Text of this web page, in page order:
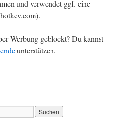
und verwendet ggf. eine
Werbung geblockt? Du kannst
unterstützen.